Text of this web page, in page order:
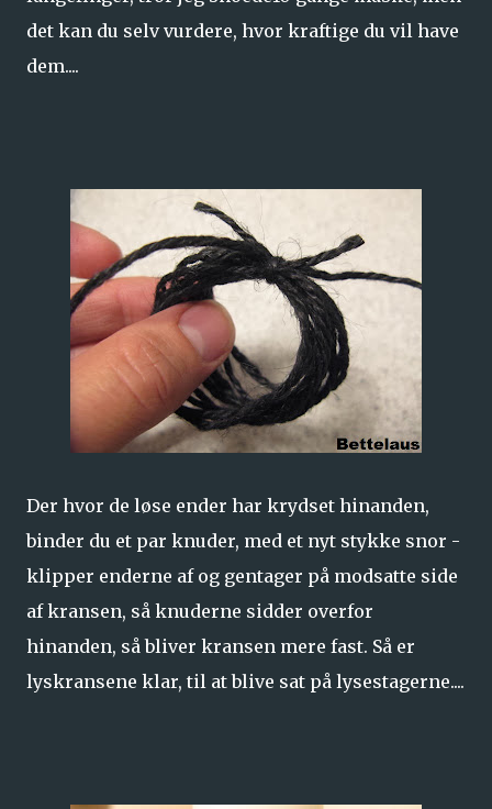
det kan du selv vurdere, hvor kraftige du vil have
dem....
Der hvor de løse ender har krydset hinanden,
binder du et par knuder, med et nyt stykke snor -
klipper enderne af og gentager på modsatte side
af kransen, så knuderne sidder overfor
hinanden, så bliver kransen mere fast. Så er
lyskransene klar, til at blive sat på lysestagerne....